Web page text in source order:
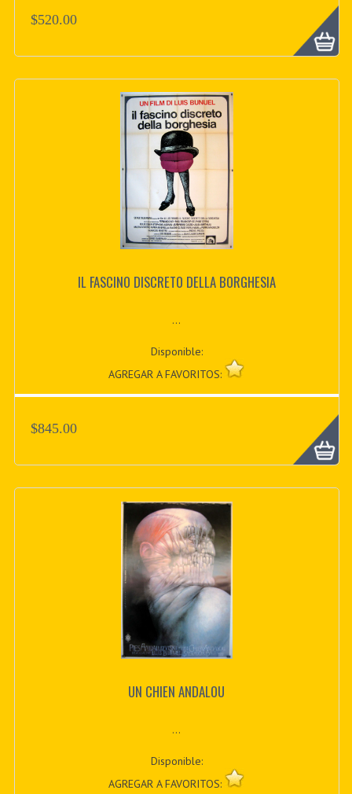
$520.00
IL FASCINO DISCRETO DELLA BORGHESIA
...
Disponible:
AGREGAR A FAVORITOS:
$845.00
UN CHIEN ANDALOU
...
Disponible:
AGREGAR A FAVORITOS: